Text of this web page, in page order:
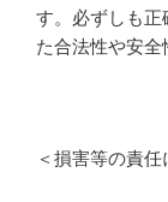
す。必ずしも正
た合法性や安全
＜損害等の責任